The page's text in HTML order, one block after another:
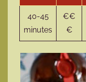
40-45
minutes
€€
€